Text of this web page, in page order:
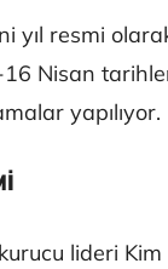
yıl resmi
Nisan
yapılıyor.
lideri Kim